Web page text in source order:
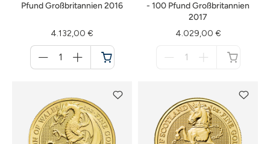
Pfund Großbritannien 2016
4.132,00 €
für
Warenkorb
- 100 Pfund Großbritannien
2017
4.029,00 €